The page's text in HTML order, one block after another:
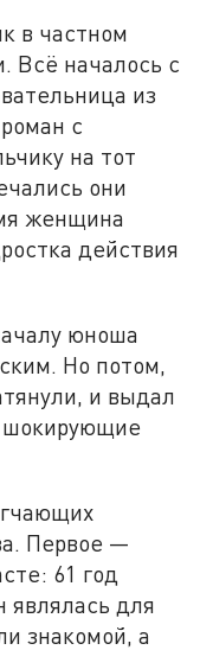
в частном
Всё началось с
из
с
на тот
они
женщина
действия
юноша
Но потом,
и выдал
шокирующие
Первое —
61 год
для
знакомой, а